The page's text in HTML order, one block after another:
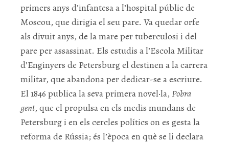
primers anys d’infantesa a l’hospital públic de
Moscou, que dirigia el seu pare. Va quedar orfe
als divuit anys, de la mare per tuberculosi i del
pare per assassinat. Els estudis a l’Escola Militar
d’Enginyers de Petersburg el destinen a la carrera
militar, que abandona per dedicar-se a escriure.
El 1846 publica la seva primera novel·la, Pobra
gent, que el propulsa en els medis mundans de
Petersburg i en els cercles polítics on es gesta la
reforma de Rússia; és l’època en què se li declara